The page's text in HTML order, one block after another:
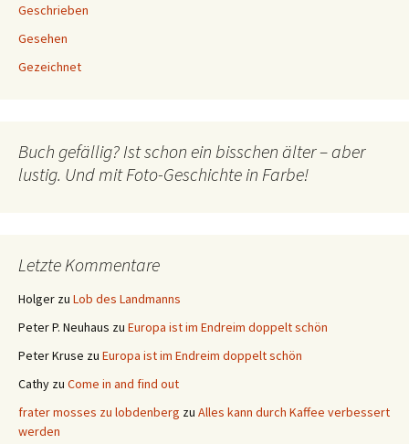
Geschrieben
Gesehen
Gezeichnet
Buch gefällig? Ist schon ein bisschen älter – aber
lustig. Und mit Foto-Geschichte in Farbe!
Letzte Kommentare
Holger zu Lob des Landmanns
Peter P. Neuhaus zu Europa ist im Endreim doppelt schön
Peter Kruse zu Europa ist im Endreim doppelt schön
Cathy zu Come in and find out
frater mosses zu lobdenberg zu Alles kann durch Kaffee verbessert
werden